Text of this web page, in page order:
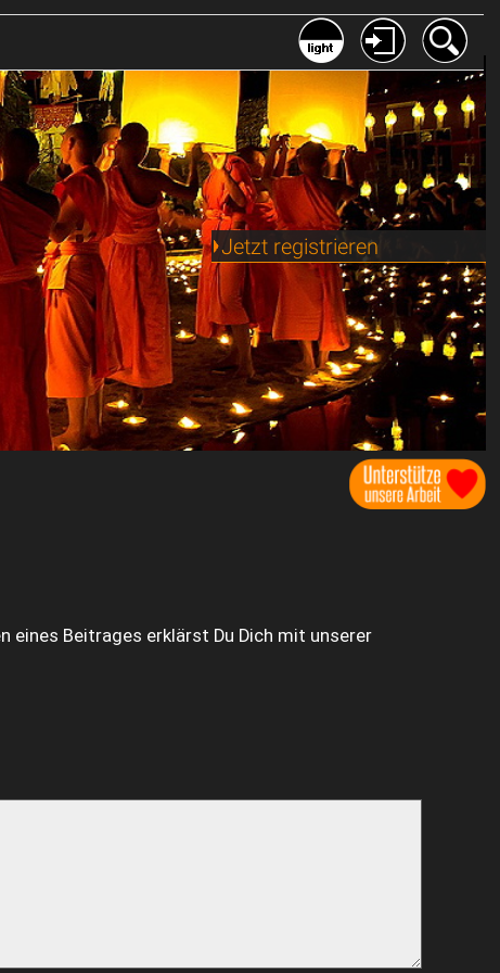
Jetzt registrieren
eines Beitrages erklärst Du Dich mit unserer